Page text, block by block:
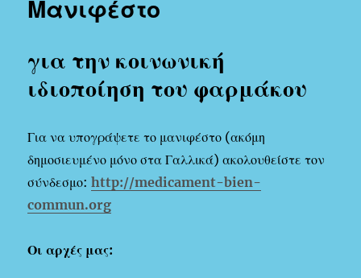
Μανιφέστο
για την κοινωνική
ιδιοποίηση του φαρμάκου
Για να υπογράψετε το μανιφέστο (ακόμη
δημοσιευμένο μόνο στα Γαλλικά) ακολουθείστε τον
σύνδεσμο: http://medicament-bien-
commun.org
Οι αρχές μας: